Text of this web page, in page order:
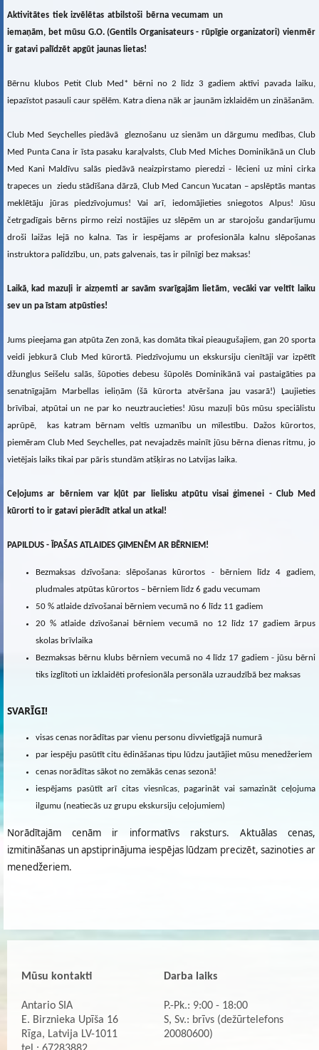
Aktivitātes tiek izvēlētas atbilstoši bērna vecumam un
iemaņām, bet mūsu G.O. (Gentils Organisateurs - rūpīgie organizatori) vienmēr
ir gatavi palīdzēt apgūt jaunas lietas!
Bērnu klubos Petit Club Med* bērni no 2 līdz 3 gadiem aktīvi pavada laiku,
iepazīstot pasauli caur spēlēm. Katra diena nāk ar jaunām izklaidēm un zināšanām.
Club Med Seychelles piedāvā gleznošanu uz sienām un dārgumu medības, Club
Med Punta Cana ir īsta pasaku karaļvalsts, Club Med Miches Dominikānā un Club
Med Kani Maldīvu salās piedāvā neaizpirstamo pieredzi - lēcieni uz mini cirka
trapeces un ziedu stādīšana dārzā, Club Med Cancun Yucatan – apslēptās mantas
meklētāju jūras piedzīvojumus! Vai arī, iedomājieties sniegotos Alpus! Jūsu
četrgadīgais bērns pirmo reizi nostājies uz slēpēm un ar starojošu gandarījumu
droši laižas lejā no kalna. Tas ir iespējams ar profesionāla kalnu slēpošanas
instruktora palīdzību, un, pats galvenais, tas ir pilnīgi bez maksas!
Laikā, kad mazuļi ir aizņemti ar savām svarīgajām lietām, vecāki var veltīt laiku
sev un pa īstam atpūsties!
Jums pieejama gan atpūta Zen zonā, kas domāta tikai pieaugušajiem, gan 20 sporta
veidi jebkurā Club Med kūrortā. Piedzīvojumu un ekskursiju cienītāji var izpētīt
džungļus Seišelu salās, šūpoties debesu šūpolēs Dominikānā vai pastaigāties pa
senatnīgajām Marbellas ieliņām (šā kūrorta atvēršana jau vasarā!) Ļaujieties
brīvībai, atpūtai un ne par ko neuztraucieties! Jūsu mazuļi būs mūsu speciālistu
aprūpē, kas katram bērnam veltīs uzmanību un mīlestību. Dažos kūrortos,
piemēram Club Med Seychelles, pat nevajadzēs mainīt jūsu bērna dienas ritmu, jo
vietējais laiks tikai par pāris stundām atšķiras no Latvijas laika.
Ceļojums ar bērniem var kļūt par lielisku atpūtu visai ģimenei - Club Med
kūrorti to ir gatavi pierādīt atkal un atkal!
PAPILDUS - ĪPAŠAS ATLAIDES ĢIMENĒM AR BĒRNIEM!
Bezmaksas dzīvošana: slēpošanas kūrortos - bērniem līdz 4 gadiem,
pludmales atpūtas kūrortos – bērniem līdz 6 gadu vecumam
50 % atlaide dzīvošanai bērniem vecumā no 6 līdz 11 gadiem
20 % atlaide dzīvošanai bērniem vecumā no 12 līdz 17 gadiem ārpus
skolas brīvlaika
Bezmaksas bērnu klubs bērniem vecumā no 4 līdz 17 gadiem - jūsu bērni
tiks izglītoti un izklaidēti profesionāla personāla uzraudzībā bez maksas
SVARĪGI!
visas cenas norādītas par vienu personu divvietīgajā numurā
par iespēju pasūtīt citu ēdināšanas tipu lūdzu jautājiet mūsu menedžeriem
cenas norādītas sākot no zemākās cenas sezonā!
iespējams pasūtīt arī citas viesnīcas, pagarināt vai samazināt ceļojuma
ilgumu (neatiecās uz grupu ekskursiju ceļojumiem)
Norādītajām cenām ir informatīvs raksturs. Aktuālas cenas,
izmitināšanas un apstiprinājuma iespējas lūdzam precizēt, sazinoties ar
menedžeriem.
Mūsu kontakti
Antario SIA
E. Birznieka Upīša 16
Rīga, Latvija LV-1011
Darba laiks
P.-Pk.: 9:00 - 18:00
S, Sv.: brīvs (dežūrtelefons
20080600)